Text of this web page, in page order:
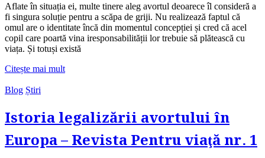
Aflate în situația ei, multe tinere aleg avortul deoarece îl consideră a
fi singura soluție pentru a scăpa de griji. Nu realizează faptul că
omul are o identitate încă din momentul concepției și cred că acel
copil care poartă vina iresponsabilității lor trebuie să plătească cu
viața. Și totuși există
Citește mai mult
Blog Știri
Istoria legalizării avortului în
Europa – Revista Pentru viaţă nr. 1